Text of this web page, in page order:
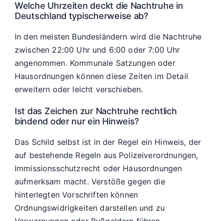
Welche Uhrzeiten deckt die Nachtruhe in
Deutschland typischerweise ab?
In den meisten Bundesländern wird die Nachtruhe
zwischen 22:00 Uhr und 6:00 oder 7:00 Uhr
angenommen. Kommunale Satzungen oder
Hausordnungen können diese Zeiten im Detail
erweitern oder leicht verschieben.
Ist das Zeichen zur Nachtruhe rechtlich
bindend oder nur ein Hinweis?
Das Schild selbst ist in der Regel ein Hinweis, der
auf bestehende Regeln aus Polizeiverordnungen,
Immissionsschutzrecht oder Hausordnungen
aufmerksam macht. Verstöße gegen die
hinterlegten Vorschriften können
Ordnungswidrigkeiten darstellen und zu